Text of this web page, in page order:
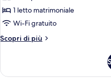
Camera
Standard,
letto
1 letto matrimoniale
Wi-Fi gratuito
Scopri di più
Altri
Standard,